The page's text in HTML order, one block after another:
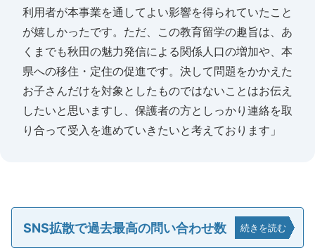
利用者が本事業を通してよい影響を得られていたこと
が嬉しかったです。ただ、この教育留学の趣旨は、あ
くまでも秋田の魅力発信による関係人口の増加や、本
県への移住・定住の促進です。決して問題をかかえた
お子さんだけを対象としたものではないことはお伝え
したいと思いますし、保護者の方としっかり連絡を取
り合って受入を進めていきたいと考えております」
SNS拡散で過去最高の問い合わせ数 続きを読む